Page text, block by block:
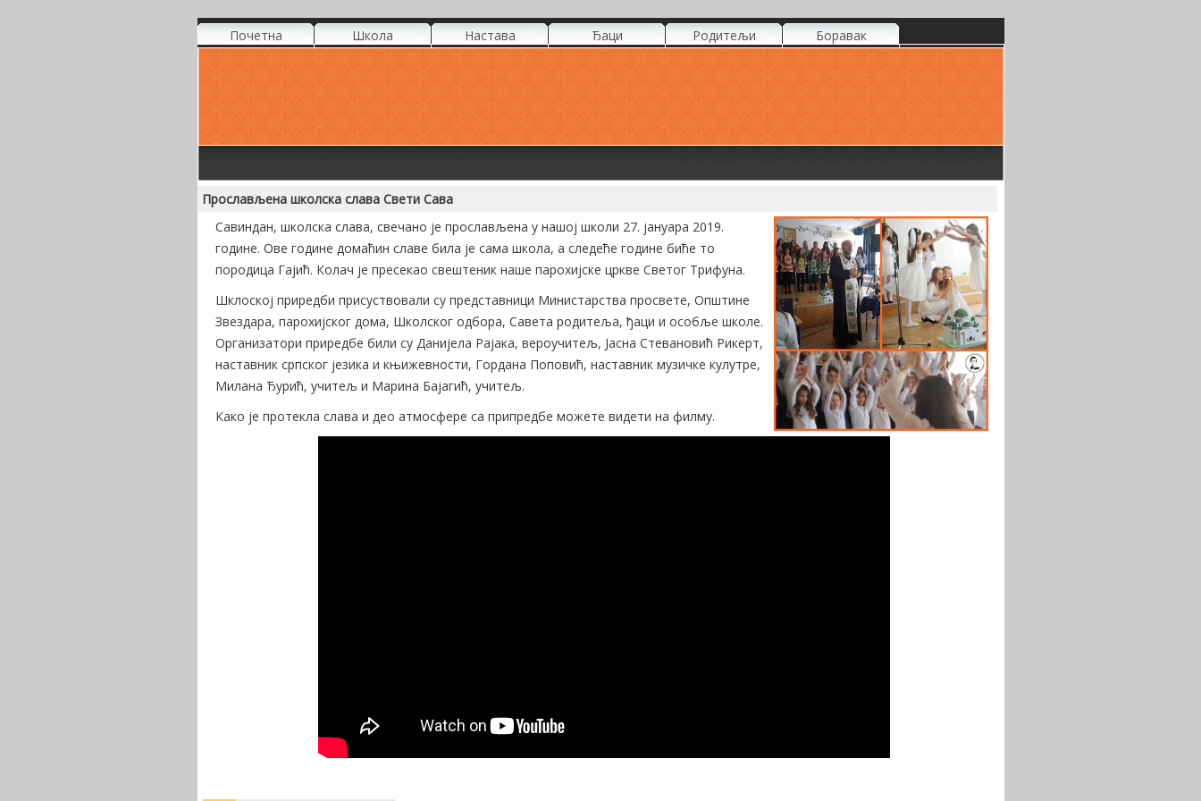
Почетна Школа Настава Ђаци Родитељи Боравак
Прослављена школска слава Свети Сава
Савиндан, школска слава, свечано је прослављена у нашој школи 27. јануара 2019.
године. Ове године домаћин славе била је сама школа, а следеће године биће то
породица Гајић. Колач је пресекао свештеник наше парохијске цркве Светог Трифуна.
Шклоској приредби присуствовали су представници Министарства просвете, Општине
Звездара, парохијског дома, Школског одбора, Савета родитеља, ђаци и особље школе.
Организатори приредбе били су Данијела Рајака, вероучитељ, Јасна Стевановић Рикерт,
наставник српског језика и књижевности, Гордана Поповић, наставник музичке кулутре,
Милана Ђурић, учитељ и Марина Бајагић, учитељ.
Како је протекла слава и део атмосфере са припредбе можете видети на филму.